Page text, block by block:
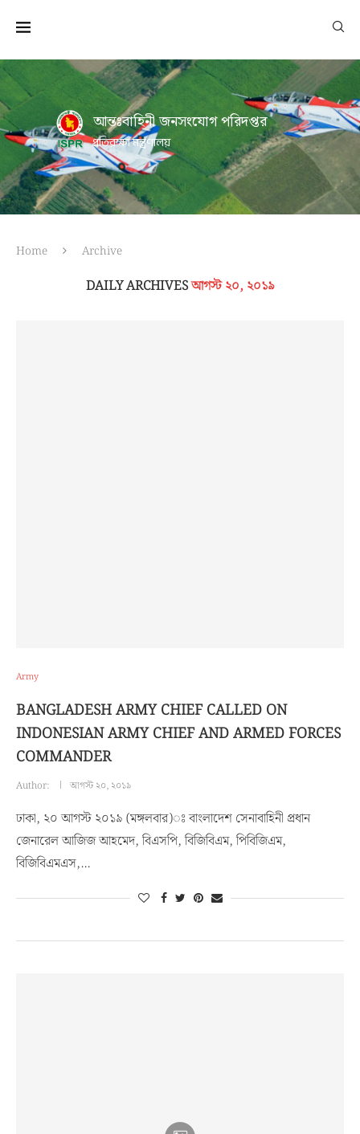
আন্তঃবাহিনী জনসংযোগ পরিদপ্তর
প্রতিরক্ষা মন্ত্রণালয়
Home Archive
DAILY ARCHIVESআগস্ট ২০, ২০১৯
Army
BANGLADESH ARMY CHIEF CALLED ON
INDONESIAN ARMY CHIEF AND ARMED FORCES
COMMANDER
Author: আগস্ট ২০, ২০১৯
ঢাকা, ২০ আগস্ট ২০১৯ (মঙ্গলবার)ঃ বাংলাদেশ সেনাবাহিনী প্রধান
জেনারেল আজিজ আহমেদ, বিএসপি, বিজিবিএম, পিবিজিএম,
বিজিবিএমএস,…